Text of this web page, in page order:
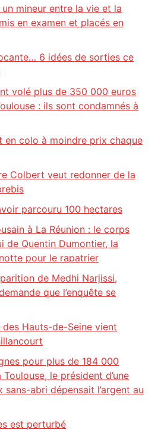
mineur entre la vie et la
en examen et placés en
6 idées de sorties ce
volé plus de 350 000 euros
: ils sont condamnés à
en colo à moindre prix chaque
Colbert veut redonner de la
parcouru 100 hectares
à La Réunion : le corps
de Quentin Dumontier, la
pour le rapatrier
de Medhi Narjissi,
que l’enquête se
Hauts-de-Seine vient
pour plus de 184 000
le président d’une
sans-abri dépensait l’argent au
est perturbé